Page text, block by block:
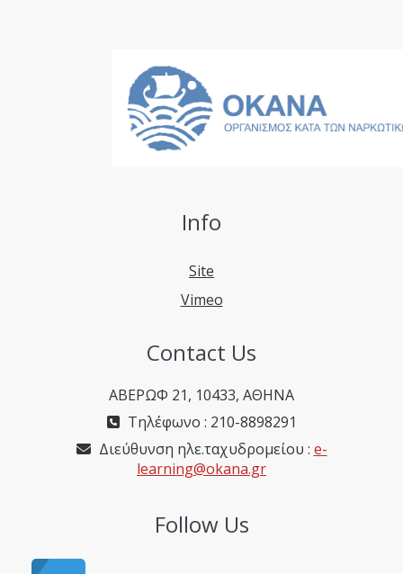
Info
Site
Vimeo
Contact Us
ΑΒΕΡΩΦ 21, 10433, ΑΘΗΝΑ
Τηλέφωνο : 210-8898291
Διεύθυνση ηλε.ταχυδρομείου : e-
learning@okana.gr
Follow Us